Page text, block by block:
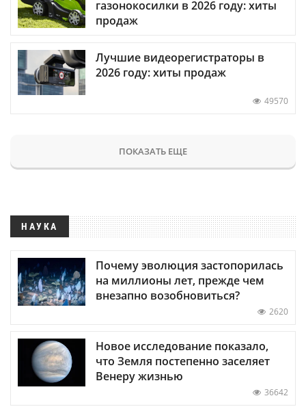
газонокосилки в 2026 году: хиты
продаж
Лучшие видеорегистраторы в
2026 году: хиты продаж
49570
ПОКАЗАТЬ ЕЩЕ
НАУКА
Почему эволюция застопорилась
на миллионы лет, прежде чем
внезапно возобновиться?
2620
Новое исследование показало,
что Земля постепенно заселяет
Венеру жизнью
36642